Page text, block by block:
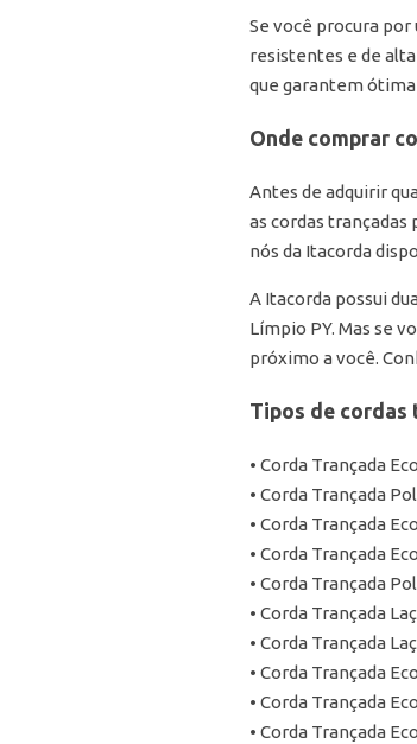
Se você procura
resistentes e de
que garantem
Onde comprar
Antes de adquirir
as cordas trançadas
nós da Itacorda
A Itacorda possui
Límpio PY. Mas se
próximo a você.
Tipos de cordas
• Corda Trançada
• Corda Trançada
• Corda Trançada
• Corda Trançada
• Corda Trançada
• Corda Trançada
• Corda Trançada
• Corda Trançada
• Corda Trançada
• Corda Trançada